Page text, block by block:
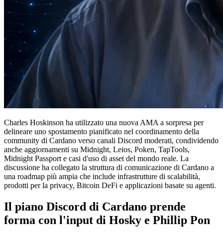
Charles Hoskinson ha utilizzato una nuova AMA a sorpresa per
delineare uno spostamento pianificato nel coordinamento della
community di Cardano verso canali Discord moderati, condividendo
anche aggiornamenti su Midnight, Leios, Poken, TapTools,
Midnight Passport e casi d'uso di asset del mondo reale. La
discussione ha collegato la struttura di comunicazione di Cardano a
una roadmap più ampia che include infrastrutture di scalabilità,
prodotti per la privacy, Bitcoin DeFi e applicazioni basate su agenti.
Il piano Discord di Cardano prende
forma con l'input di Hosky e Phillip Pon